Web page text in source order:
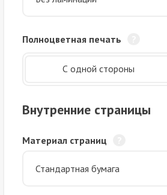
Полноцветная печать
С одной стороны
Внутренние страницы
Материал страниц